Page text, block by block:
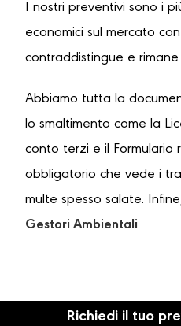
I nostri preventivi sono i
economici sul mercato
contraddistingue e
Abbiamo tutta la
lo smaltimento come la
conto terzi e il Formulario
obbligatorio che vede i
multe spesso salate.
Gestori Ambientali.
Richiedi il tuo